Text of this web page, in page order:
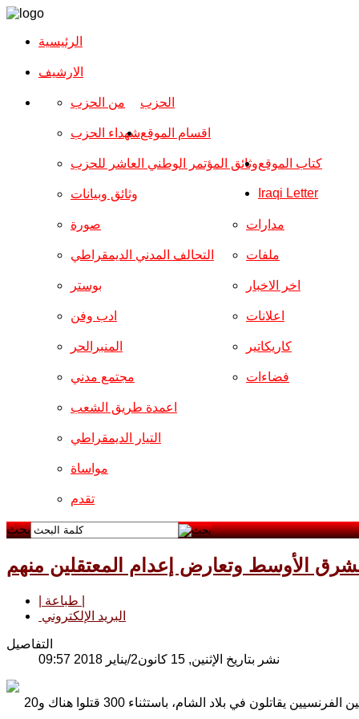
الرئيسية
الارشیف
الحزب من الحزب
شهداء الحزب
وثائق المؤتمر الوطني العاشر للحزب
وثائق وبيانات
اقسام الموقع
صورة
التحالف المدني الديمقراطي
بوستر
ادب وفن
المنبرالحر
مجتمع مدني
مدارات
ملفات
اخر الاخبار
اعلانات
كاريكاتير
فضاءات
اعمدة طريق الشعب
التيار الديمقراطي
مواساة
تقدم
كتاب الموقع
Iraqi Letter
بحث
الأوسط وتعارض إعدام المعتقلين منهم
البريد الإلكتروني
التفاصيل
نشر بتاريخ الإثنين, 15 كانون2/يناير 2018 09:57
كشفت وزير الجيوش الفرنسية، فلورانس بارلي ، أن ما بين 500 و 600 من المتطرفين الفرنسيين يقاتلون في بلاد الشام، باستثناء 300 قتلوا هناك و20